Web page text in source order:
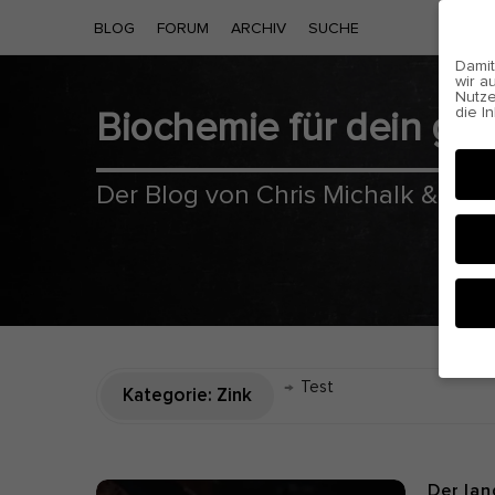
BLOG FORUM ARCHIV SUCHE
Biochemie für dein
Der Blog von Chris Michalk & Phil
Kategorie: Zink → Test
Der
wir
die